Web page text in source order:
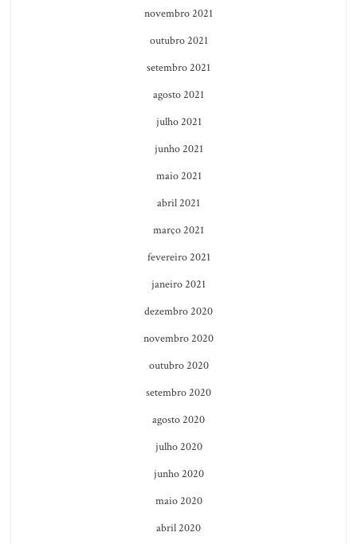
novembro 2021
outubro 2021
setembro 2021
agosto 2021
julho 2021
junho 2021
maio 2021
abril 2021
março 2021
fevereiro 2021
janeiro 2021
dezembro 2020
novembro 2020
outubro 2020
setembro 2020
agosto 2020
julho 2020
junho 2020
maio 2020
abril 2020